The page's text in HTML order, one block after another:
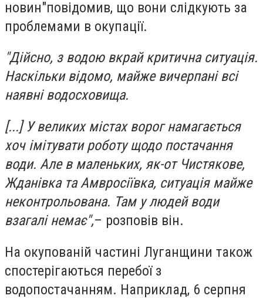
новин"повідомив, що вони слідкують за
проблемами в окупації.
"Дійсно, з водою вкрай критична ситуація.
Наскільки відомо, майже вичерпані всі
наявні водосховища.
[...] У великих містах ворог намагається
хоч імітувати роботу щодо постачання
води. Але в маленьких, як-от Чистякове,
Жданівка та Амвросіївка, ситуація майже
неконтрольована. Там у людей води
взагалі немає",– розповів він.
На окупованій частині Луганщини також
спостерігаються перебої з
водопостачанням. Наприклад, 6 серпня